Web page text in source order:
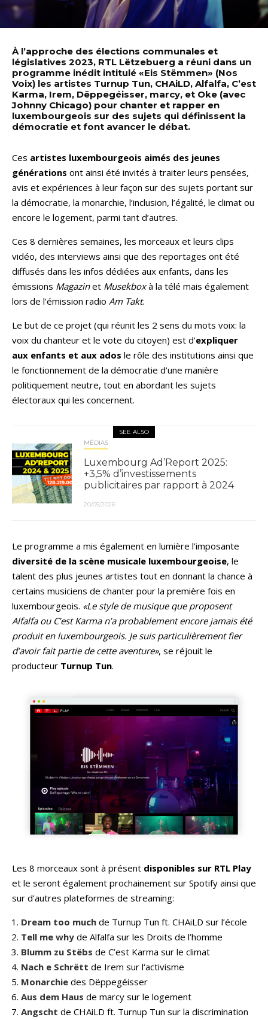
À l’approche des élections communales et
législatives 2023, RTL Lëtzebuerg a réuni dans un
programme inédit intitulé «Eis Stëmmen» (Nos
Voix) les artistes Turnup Tun, CHAiLD, Alfalfa, C’est
Karma, Irem, Dëppegéisser, marcy, et Oke (avec
Johnny Chicago) pour chanter et rapper en
luxembourgeois sur des sujets qui définissent la
démocratie et font avancer le débat.
Ces artistes luxembourgeois aimés des jeunes
générations ont ainsi été invités à traiter leurs pensées,
avis et expériences à leur façon sur des sujets portant sur
la démocratie, la monarchie, l’inclusion, l’égalité, le climat ou
encore le logement, parmi tant d’autres.
Ces 8 dernières semaines, les morceaux et leurs clips
vidéo, des interviews ainsi que des reportages ont été
diffusés dans les infos dédiées aux enfants, dans les
émissions Magazinet Musekboxà la télé mais également
lors de l’émission radio Am Takt.
Le but de ce projet (qui réunit les 2 sens du mots voix: la
voix du chanteur et le vote du citoyen) est d’expliquer
aux enfants et aux ados le rôle des institutions ainsi que
le fonctionnement de la démocratie d’une manière
politiquement neutre, tout en abordant les sujets
électoraux qui les concernent.
SEE ALSO
MÉDIAS
Luxembourg Ad’Report 2025:
+3,5% d’investissements
publicitaires par rapport à 2024
20/05/2026
Le programme a mis également en lumière l’imposante
diversité de la scène musicale luxembourgeoise, le
talent des plus jeunes artistes tout en donnant la chance à
certains musiciens de chanter pour la première fois en
luxembourgeois. «Le style de musique que proposent
Alfalfa ou C’est Karma n’a probablement encore jamais été
produit en luxembourgeois. Je suis particulièrement fier
d’avoir fait partie de cette aventure», se réjouit le
producteur Turnup Tun.
Les 8 morceaux sont à présent disponibles sur RTL Play
et le seront également prochainement sur Spotify ainsi que
sur d’autres plateformes de streaming:
Dream too much de Turnup Tun ft. CHAiLD sur l’école
Tell me why de Alfalfa sur les Droits de l’homme
Blumm zu Stëbs de C’est Karma sur le climat
Nach e Schrëtt de Irem sur l‘activisme
Monarchie des Dëppegéisser
Aus dem Haus de marcy sur le logement
Angscht de CHAiLD ft. Turnup Tun sur la discrimination